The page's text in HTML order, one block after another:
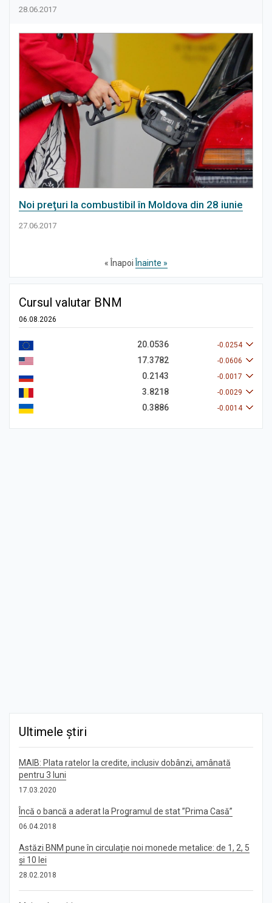
28.06.2017
Noi preţuri la combustibil în Moldova din 28 iunie
27.06.2017
« Înapoi Înainte »
Cursul valutar BNM
06.08.2026
20.0536 -0.0254
17.3782 -0.0606
0.2143 -0.0017
3.8218 -0.0029
0.3886 -0.0014
Ultimele știri
MAIB: Plata ratelor la credite, inclusiv dobânzi, amânată
pentru 3 luni
17.03.2020
Încă o bancă a aderat la Programul de stat ”Prima Casă”
06.04.2018
Astăzi BNM pune în circulație noi monede metalice: de 1, 2, 5
și 10 lei
28.02.2018